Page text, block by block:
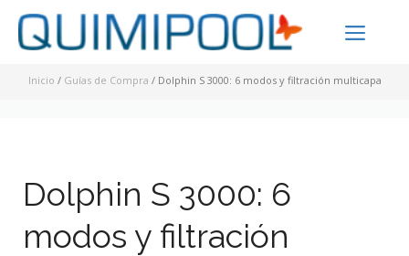
Saltar
Inicio / Guías de Compra / Dolphin S 3000: 6 modos y filtración multicapa
Dolphin S 3000: 6
modos y filtración